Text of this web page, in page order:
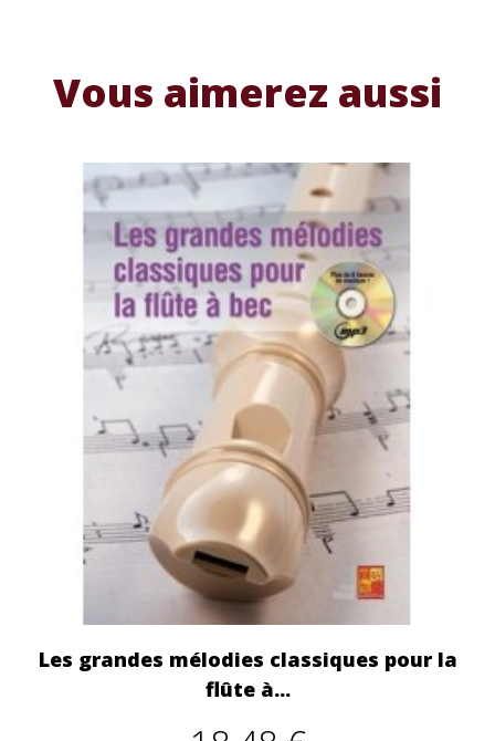
Vous aimerez aussi
Les grandes mélodies classiques pour la
flûte à...